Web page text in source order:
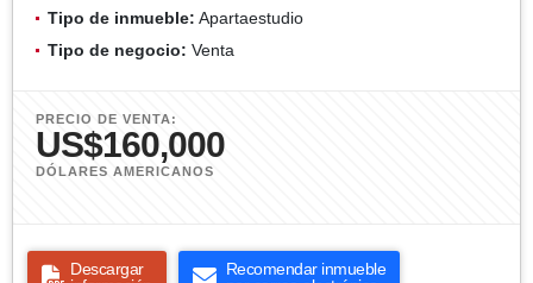
Tipo de inmueble: Apartaestudio
Tipo de negocio: Venta
PRECIO DE VENTA:
US$160,000
DÓLARES AMERICANOS
Descargar
Recomendar inmueble